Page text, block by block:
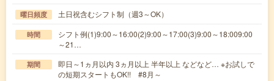
曜日頻度 土日祝含むシフト制（週3～OK）
時間
シフト例(1)9:00～16:00(2)9:00～17:00(3)9:00～18:009:00
～21…
期間
即日～1ヵ月以内 3ヵ月以上 半年以上 などなど… ※お試しで
の短期スタートもOK!! #8月～